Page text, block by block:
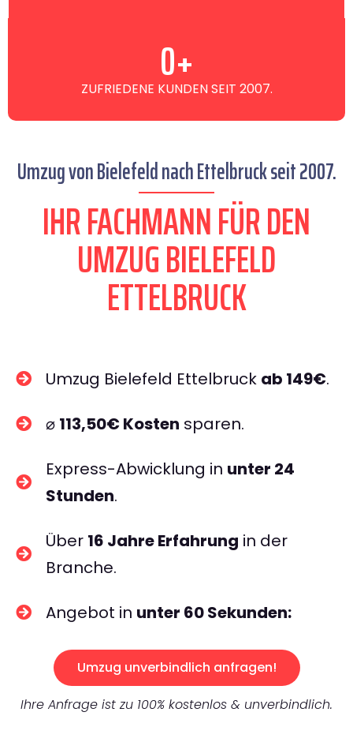
ZUFRIEDENE KUNDEN SEIT 2007.
0+
Umzug von Bielefeld nach Ettelbruck seit 2007.
IHR FACHMANN FÜR DEN
UMZUG BIELEFELD
ETTELBRUCK
Umzug Bielefeld Ettelbruck ab 149€.
⌀ 113,50€ Kosten sparen.
Express-Abwicklung in unter 24
Stunden.
Über 16 Jahre Erfahrung in der
Branche.
Angebot in unter 60 Sekunden:
Umzug unverbindlich anfragen!
Ihre Anfrage ist zu 100% kostenlos & unverbindlich.